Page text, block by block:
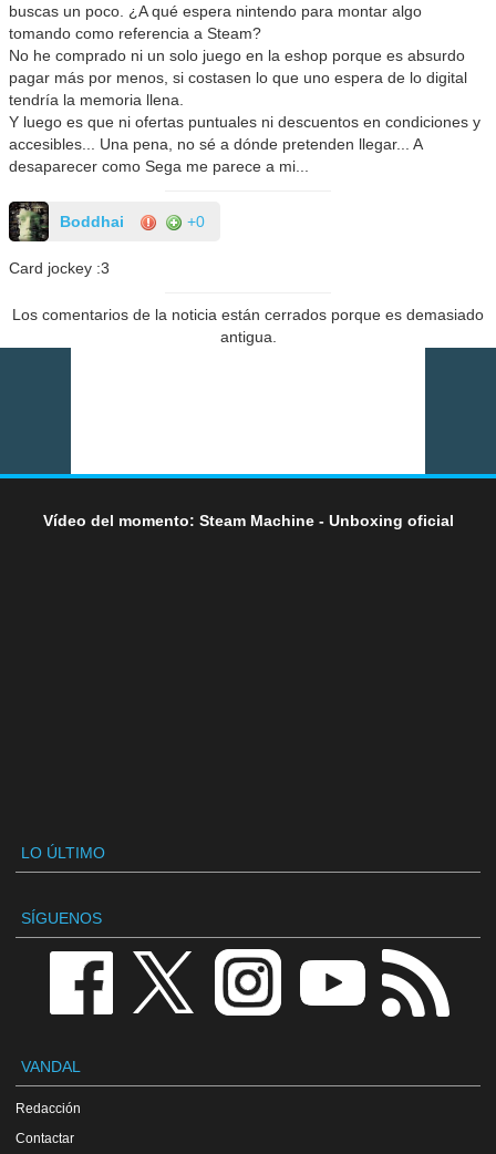
buscas un poco. ¿A qué espera nintendo para montar algo
tomando como referencia a Steam?
No he comprado ni un solo juego en la eshop porque es absurdo
pagar más por menos, si costasen lo que uno espera de lo digital
tendría la memoria llena.
Y luego es que ni ofertas puntuales ni descuentos en condiciones y
accesibles... Una pena, no sé a dónde pretenden llegar... A
desaparecer como Sega me parece a mi...
Boddhai +0
Card jockey :3
Los comentarios de la noticia están cerrados porque es demasiado
antigua.
Vídeo del momento: Steam Machine - Unboxing oficial
LO ÚLTIMO
SÍGUENOS
VANDAL
Redacción
Contactar